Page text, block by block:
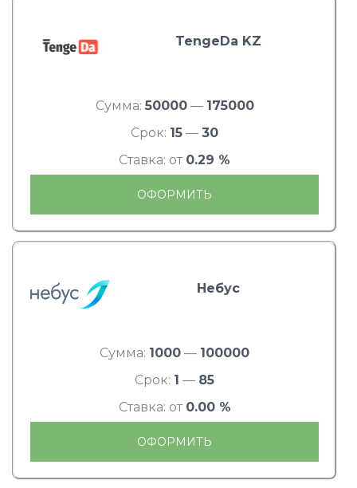
TengeDa KZ
Сумма: 50000— 175000
Срок: 15 — 30
Ставка: от 0.29 %
ОФОРМИТЬ
Небус
Сумма: 1000 — 100000
Срок: 1 — 85
Ставка: от 0.00 %
ОФОРМИТЬ